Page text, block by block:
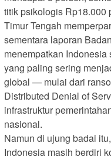
titik psikologis Rp18.000
Timur Tengah
sementara laporan
menempatkan
yang paling sering
global — mulai dari
Distributed Denial of
infrastruktur
nasional.
Namun di ujung badai
Indonesia masih berdiri